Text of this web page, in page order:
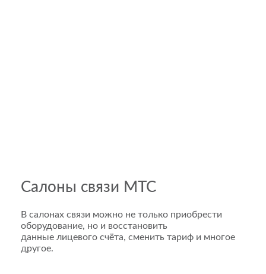
Салоны связи МТС
В салонах связи можно не только приобрести
оборудование, но и восстановить
данные лицевого счёта, сменить тариф и многое
другое.